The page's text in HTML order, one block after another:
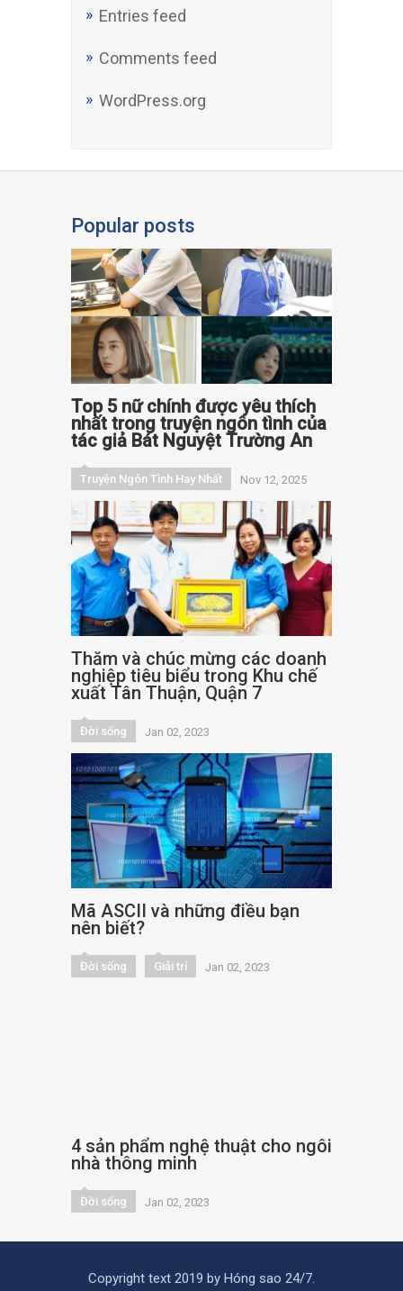
Entries feed
Comments feed
WordPress.org
Popular posts
Top 5 nữ chính được yêu thích
nhất trong truyện ngôn tình của
tác giả Bát Nguyệt Trường An
Truyện Ngôn Tình Hay Nhất Nov 12, 2025
Thăm và chúc mừng các doanh
nghiệp tiêu biểu trong Khu chế
xuất Tân Thuận, Quận 7
Đời sống Jan 02, 2023
Mã ASCII và những điều bạn
nên biết?
Đời sống Giải trí Jan 02, 2023
4 sản phẩm nghệ thuật cho ngôi
nhà thông minh
Đời sống Jan 02, 2023
Copyright text 2019 by Hóng sao 24/7.